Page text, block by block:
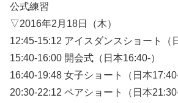
公式練習
▽2016年2月18日（木）
12:45-15:12 アイスダンスショート（
15:40-16:00 開会式（日本16:40-）
16:40-19:48 女子ショート（日本
20:30-22:12 ペアショート（日本